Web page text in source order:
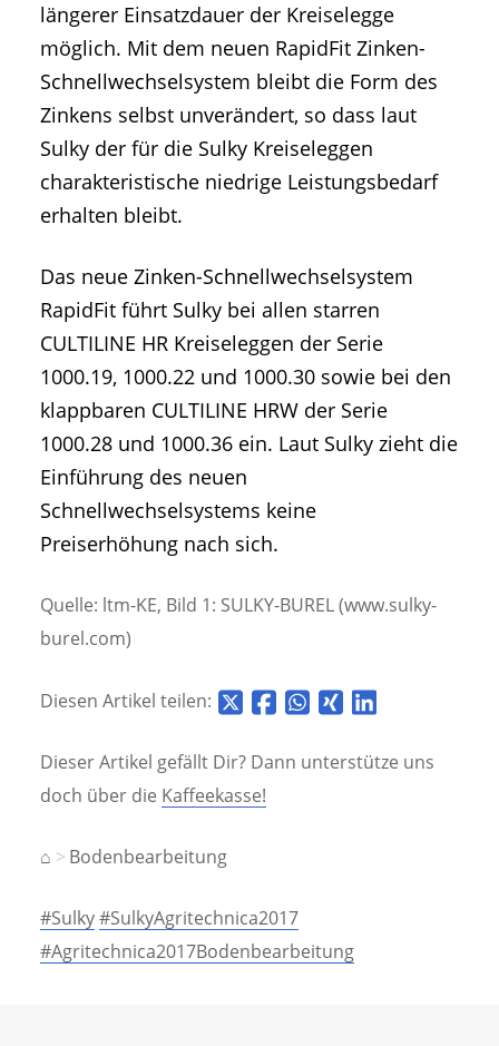
längerer Einsatzdauer der Kreiselegge
möglich. Mit dem neuen RapidFit Zinken-
Schnellwechselsystem bleibt die Form des
Zinkens selbst unverändert, so dass laut
Sulky der für die Sulky Kreiseleggen
charakteristische niedrige Leistungsbedarf
erhalten bleibt.
Das neue Zinken-Schnellwechselsystem
RapidFit führt Sulky bei allen starren
CULTILINE HR Kreiseleggen der Serie
1000.19, 1000.22 und 1000.30 sowie bei den
klappbaren CULTILINE HRW der Serie
1000.28 und 1000.36 ein. Laut Sulky zieht die
Einführung des neuen
Schnellwechselsystems keine
Preiserhöhung nach sich.
Quelle: ltm-KE, Bild 1: SULKY-BUREL (www.sulky-
burel.com)
Diesen Artikel teilen:
Dieser Artikel gefällt Dir? Dann unterstütze uns
doch über die Kaffeekasse!
⌂ Bodenbearbeitung
#Sulky#SulkyAgritechnica2017
#Agritechnica2017Bodenbearbeitung